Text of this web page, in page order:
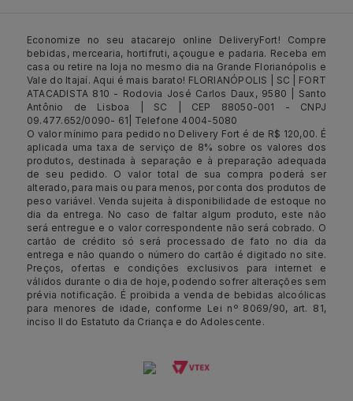
Economize no seu atacarejo online DeliveryFort! Compre
bebidas, mercearia, hortifruti, açougue e padaria. Receba em
casa ou retire na loja no mesmo dia na Grande Florianópolis e
Vale do Itajaí. Aqui é mais barato! FLORIANÓPOLIS | SC | FORT
ATACADISTA 810 - Rodovia José Carlos Daux, 9580 | Santo
Antônio de Lisboa | SC | CEP 88050-001 - CNPJ
09.477.652/0090- 61| Telefone 4004-5080
O valor mínimo para pedido no Delivery Fort é de R$ 120,00. É
aplicada uma taxa de serviço de 8% sobre os valores dos
produtos, destinada à separação e à preparação adequada
de seu pedido. O valor total de sua compra poderá ser
alterado, para mais ou para menos, por conta dos produtos de
peso variável. Venda sujeita à disponibilidade de estoque no
dia da entrega. No caso de faltar algum produto, este não
será entregue e o valor correspondente não será cobrado. O
cartão de crédito só será processado de fato no dia da
entrega e não quando o número do cartão é digitado no site.
Preços, ofertas e condições exclusivos para internet e
válidos durante o dia de hoje, podendo sofrer alterações sem
prévia notificação. É proibida a venda de bebidas alcoólicas
para menores de idade, conforme Lei nº 8069/90, art. 81,
inciso II do Estatuto da Criança e do Adolescente.